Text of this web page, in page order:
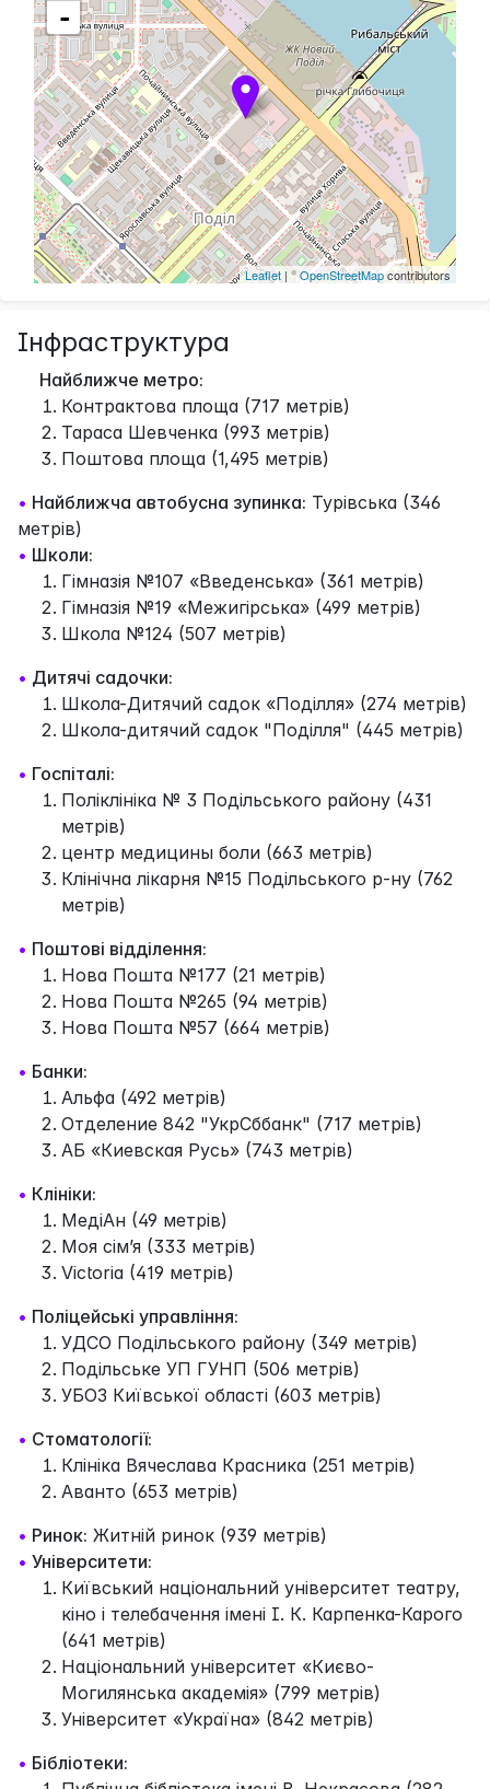
-
Leaflet| ©OpenStreetMapcontributors
Інфраструктура
Найближче метро:
Контрактова площа (717 метрів)
Тараса Шевченка (993 метрів)
Поштова площа (1,495 метрів)
• Найближча автобусна зупинка: Турівська (346
метрів)
• Школи:
Гімназія №107 «Введенська» (361 метрів)
Гімназія №19 «Межигірська» (499 метрів)
Школа №124 (507 метрів)
• Дитячі садочки:
Школа-Дитячий садок «Поділля» (274 метрів)
Школа-дитячий садок "Поділля" (445 метрів)
• Госпіталі:
Поліклініка № 3 Подільського району (431
метрів)
центр медицины боли (663 метрів)
Клінічна лікарня №15 Подільського р-ну (762
метрів)
• Поштові відділення:
Нова Пошта №177 (21 метрів)
Нова Пошта №265 (94 метрів)
Нова Пошта №57 (664 метрів)
• Банки:
Альфа (492 метрів)
Отделение 842 "УкрСббанк" (717 метрів)
АБ «Киевская Русь» (743 метрів)
• Клініки:
МедіАн (49 метрів)
Моя сім’я (333 метрів)
Victoria (419 метрів)
• Поліцейські управління:
УДСО Подільського району (349 метрів)
Подільське УП ГУНП (506 метрів)
УБОЗ Київської області (603 метрів)
• Стоматології:
Клініка Вячеслава Красника (251 метрів)
Аванто (653 метрів)
• Ринок: Житній ринок (939 метрів)
• Університети:
Київський національний університет театру,
кіно і телебачення імені І. К. Карпенка-Карого
(641 метрів)
Національний університет «Києво-
Могилянська академія» (799 метрів)
Університет «Україна» (842 метрів)
• Бібліотеки: